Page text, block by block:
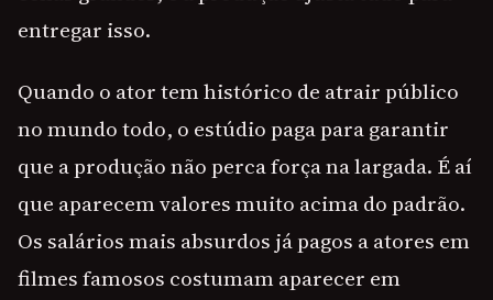
entregar isso.
Quando o ator tem histórico de atrair público
no mundo todo, o estúdio paga para garantir
que a produção não perca força na largada. É aí
que aparecem valores muito acima do padrão.
Os salários mais absurdos já pagos a atores em
filmes famosos costumam aparecer em